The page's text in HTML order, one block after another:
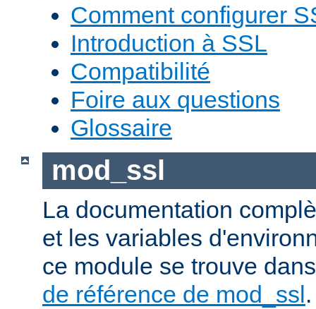
Comment configurer
Introduction à SSL
Compatibilité
Foire aux questions
Glossaire
mod_ssl
La documentation
et les variables
ce module se trouve
de référence de mod_ssl.